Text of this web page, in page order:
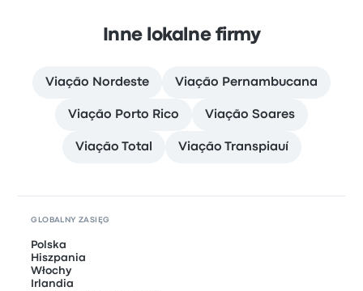
Inne lokalne firmy
Viação Nordeste Viação Pernambucana
Viação Porto Rico Viação Soares
Viação Total Viação Transpiauí
GLOBALNY ZASIĘG
Polska
Hiszpania
Włochy
Irlandia